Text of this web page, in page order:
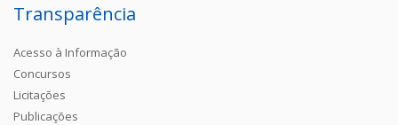
Transparência
Acesso à Informação
Concursos
Licitações
Publicações